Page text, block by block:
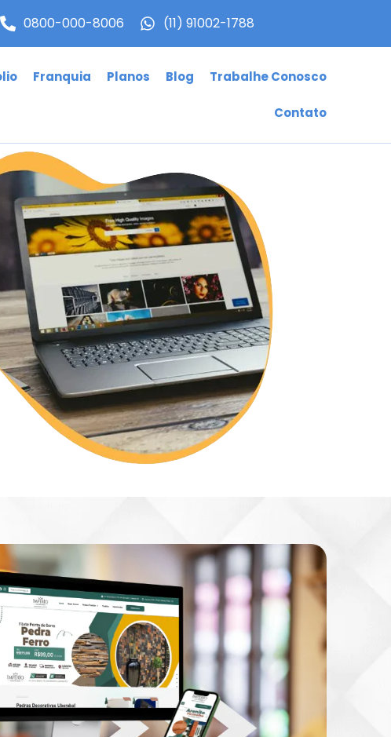
0800-000-8006 (11) 91002-1788
Franquia Planos Blog Trabalhe Conosco
Contato